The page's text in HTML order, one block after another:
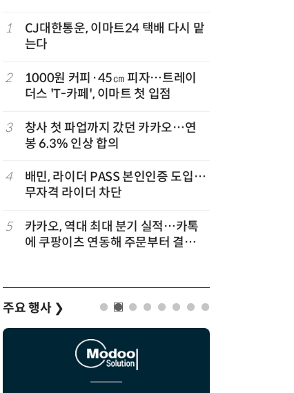
1
CJ대한통운, 이마트24 택배 다시 맡
는다
2
1000원 커피·45㎝ 피자…트레이
더스 'T-카페', 이마트 첫 입점
3
창사 첫 파업까지 갔던 카카오…연
봉 6.3% 인상 합의
4
배민, 라이더 PASS 본인인증 도입…
무자격 라이더 차단
5
카카오, 역대 최대 분기 실적…카톡
에 쿠팡이츠 연동해 주문부터 결제까
주요 행사 ❯